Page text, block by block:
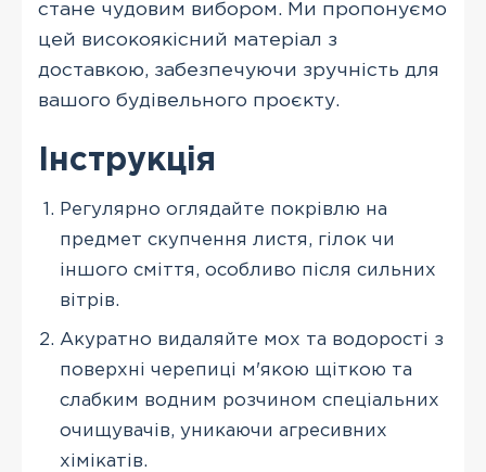
стане чудовим вибором. Ми пропонуємо
цей високоякісний матеріал з
доставкою, забезпечуючи зручність для
вашого будівельного проєкту.
Інструкція
Регулярно оглядайте покрівлю на
предмет скупчення листя, гілок чи
іншого сміття, особливо після сильних
вітрів.
Акуратно видаляйте мох та водорості з
поверхні черепиці м'якою щіткою та
слабким водним розчином спеціальних
очищувачів, уникаючи агресивних
хімікатів.